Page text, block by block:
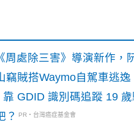
周處除三害》導演新作，
賊搭Waymo自駕車逃
GDID 識別碼追蹤 19
？
PR・台灣癌症基金會